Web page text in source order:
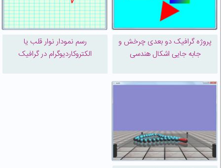
پروژه گرافیک دو بعدی چرخش و
جابه جایی اشکال هندسی
رسم نمودار نوار قلب یا
الکتروکاردیوگرام در گرافیک